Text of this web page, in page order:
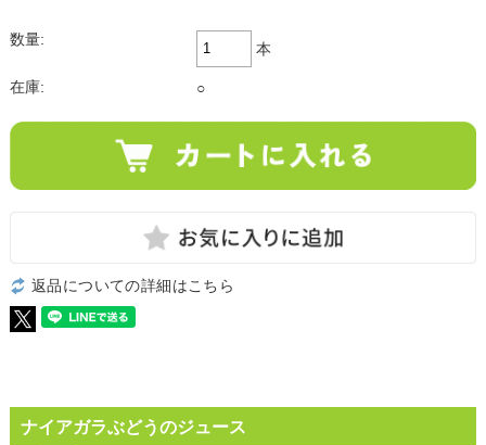
数量:
本
在庫: ○
返品についての詳細はこちら
ナイアガラぶどうのジュース